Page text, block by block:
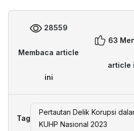
28559
Membaca article
ini
63
article
Tag
Pertautan Delik Korupsi
KUHP Nasional 2023